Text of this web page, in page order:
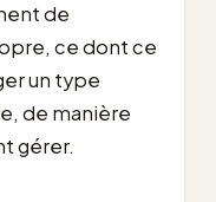
de
ce dont ce
un type
de manière
gérer.